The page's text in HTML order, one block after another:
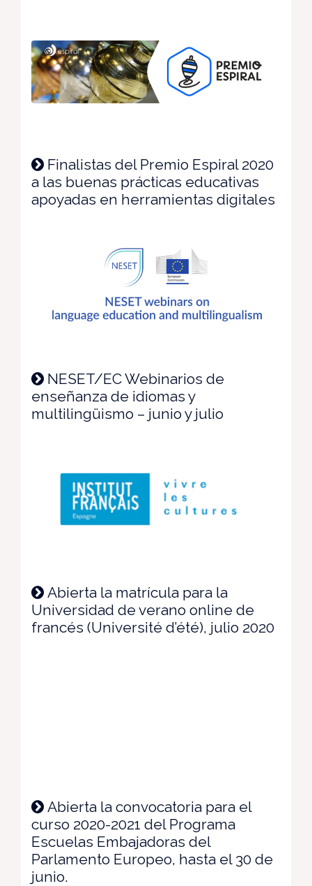
Finalistas del Premio Espiral 2020
a las buenas prácticas educativas
apoyadas en herramientas digitales
NESET/EC Webinarios de
enseñanza de idiomas y
multilingüismo – junio y julio
Abierta la matrícula para la
Universidad de verano online de
francés (Université d’été), julio 2020
Abierta la convocatoria para el
curso 2020-2021 del Programa
Escuelas Embajadoras del
Parlamento Europeo, hasta el 30 de
junio.